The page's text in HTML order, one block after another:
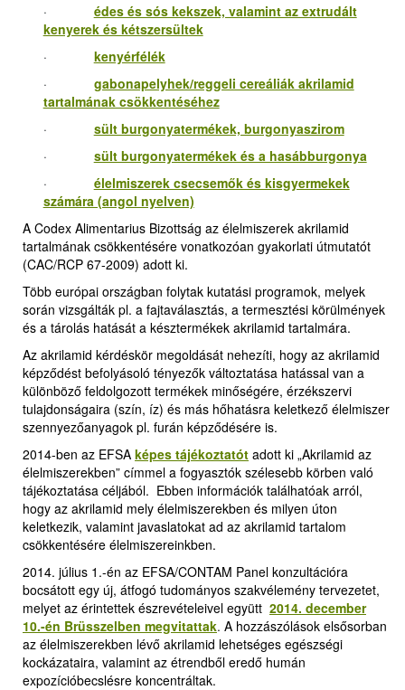
· édes és sós kekszek, valamint az extrudált
kenyerek és kétszersültek
· kenyérfélék
· gabonapelyhek/reggeli cereáliák akrilamid
tartalmának csökkentéséhez
· sült burgonyatermékek, burgonyaszirom
· sült burgonyatermékek és a hasábburgonya
· élelmiszerek csecsemők és kisgyermekek
számára (angol nyelven)
A Codex Alimentarius Bizottság az élelmiszerek akrilamid
tartalmának csökkentésére vonatkozóan gyakorlati útmutatót
(CAC/RCP 67-2009) adott ki.
Több európai országban folytak kutatási programok, melyek
során vizsgálták pl. a fajtaválasztás, a termesztési körülmények
és a tárolás hatását a késztermékek akrilamid tartalmára.
Az akrilamid kérdéskör megoldását nehezíti, hogy az akrilamid
képződést befolyásoló tényezők változtatása hatással van a
különböző feldolgozott termékek minőségére, érzékszervi
tulajdonságaira (szín, íz) és más hőhatásra keletkező élelmiszer
szennyezőanyagok pl. furán képződésére is.
2014-ben az EFSA képes tájékoztatót adott ki „Akrilamid az
élelmiszerekben” címmel a fogyasztók szélesebb körben való
tájékoztatása céljából. Ebben információk találhatóak arról,
hogy az akrilamid mely élelmiszerekben és milyen úton
keletkezik, valamint javaslatokat ad az akrilamid tartalom
csökkentésére élelmiszereinkben.
2014. július 1.-én az EFSA/CONTAM Panel konzultációra
bocsátott egy új, átfogó tudományos szakvélemény tervezetet,
melyet az érintettek észrevételeivel együtt 2014. december
10.-én Brüsszelben megvitattak. A hozzászólások elsősorban
az élelmiszerekben lévő akrilamid lehetséges egészségi
kockázataira, valamint az étrendből eredő humán
expozícióbecslésre koncentráltak.